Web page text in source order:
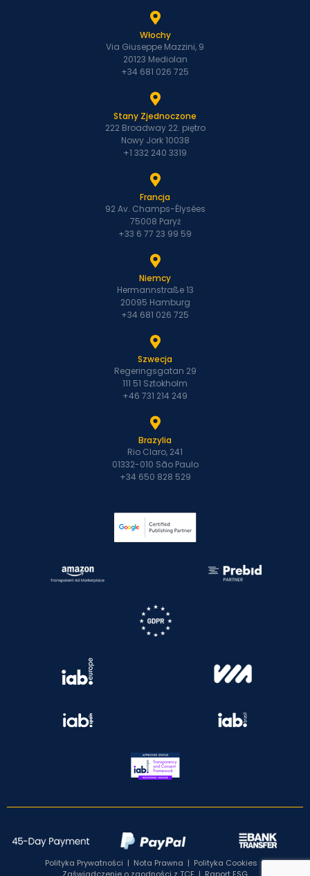
Włochy
Via Giuseppe Mazzini, 9
20123 Mediolan
+34 681 026 725
Stany Zjednoczone
222 Broadway 22. piętro
Nowy Jork 10038
+1 332 240 3319
Francja
92 Av. Champs-Élysées
75008 Paryż
+33 6 77 23 99 59
Niemcy
Hermannstraße 13
20095 Hamburg
+34 681 026 725
Szwecja
Regeringsgatan 29
111 51 Sztokholm
+46 731 214 249
Brazylia
Rio Claro, 241
01332-010 São Paulo
+34 650 828 529
Polityka Prywatności | Nota Prawna | Polityka Cookies |